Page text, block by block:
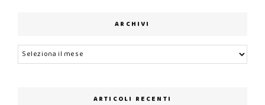
ARCHIVI
Archivi
ARTICOLI RECENTI